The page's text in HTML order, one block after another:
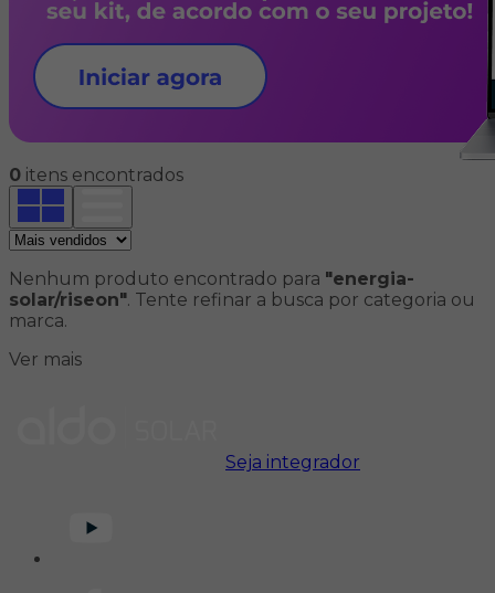
0 itens encontrados
Nenhum produto encontrado para "energia-
solar/riseon". Tente refinar a busca por categoria ou
marca.
Ver mais
Seja integrador